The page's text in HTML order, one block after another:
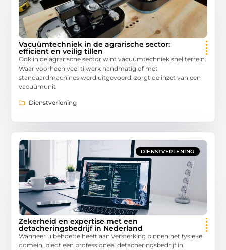
Vacuümtechniek in de agrarische sector:
efficiënt en veilig tillen
Ook in de agrarische sector wint vacuümtechniek snel terrein.
Waar voorheen veel tilwerk handmatig of met
standaardmachines werd uitgevoerd, zorgt de inzet van een
vacuümunit
Dienstverlening
DIENSTVERLENING
Zekerheid en expertise met een
detacheringsbedrijf in Nederland
Wanneer u behoefte heeft aan versterking binnen het fysieke
domein, biedt een professioneel detacheringsbedrijf in